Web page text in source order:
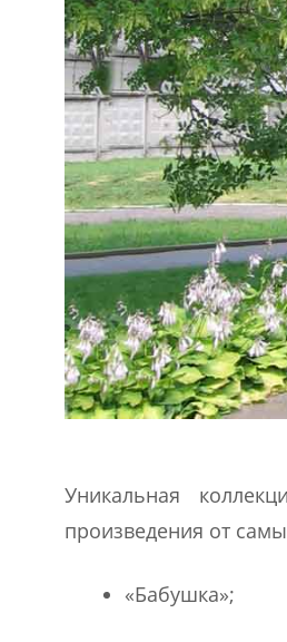
Уникальная
произведения от
«Бабушка»;